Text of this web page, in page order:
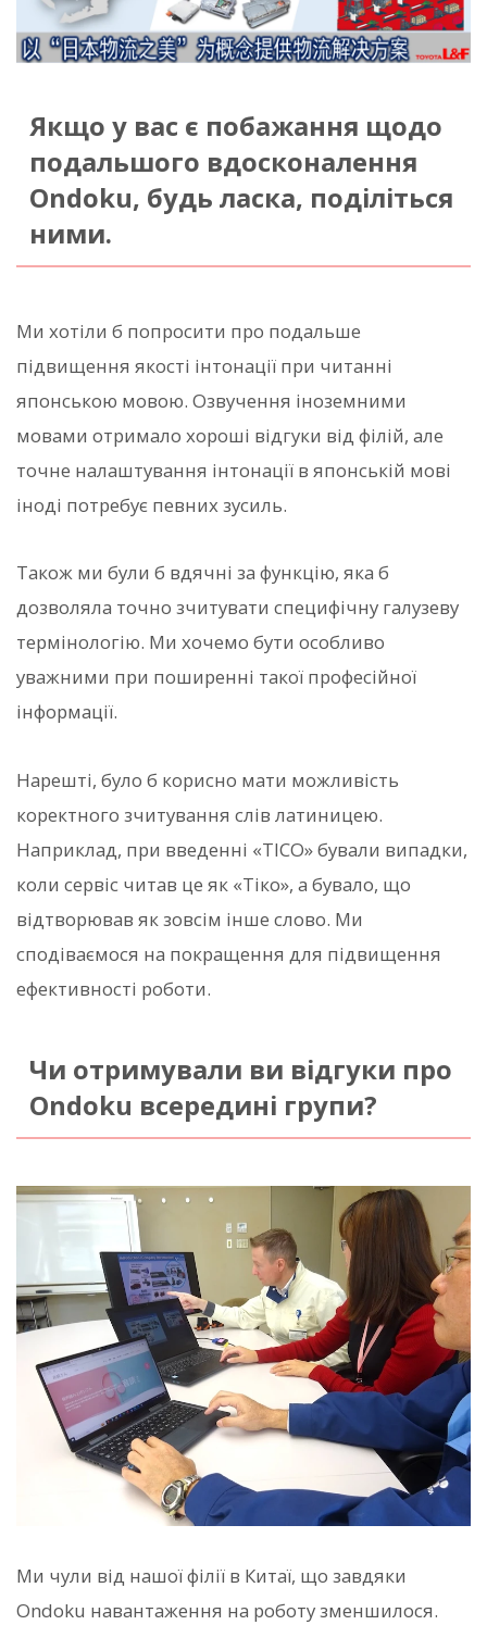
Якщо у вас є побажання щодо
подальшого вдосконалення
Ondoku, будь ласка, поділіться
ними.
Ми хотіли б попросити про подальше
підвищення якості інтонації при читанні
японською мовою. Озвучення іноземними
мовами отримало хороші відгуки від філій, але
точне налаштування інтонації в японській мові
іноді потребує певних зусиль.
Також ми були б вдячні за функцію, яка б
дозволяла точно зчитувати специфічну галузеву
термінологію. Ми хочемо бути особливо
уважними при поширенні такої професійної
інформації.
Нарешті, було б корисно мати можливість
коректного зчитування слів латиницею.
Наприклад, при введенні «TICO» бували випадки,
коли сервіс читав це як «Тіко», а бувало, що
відтворював як зовсім інше слово. Ми
сподіваємося на покращення для підвищення
ефективності роботи.
Чи отримували ви відгуки про
Ondoku всередині групи?
Ми чули від нашої філії в Китаї, що завдяки
Ondoku навантаження на роботу зменшилося.